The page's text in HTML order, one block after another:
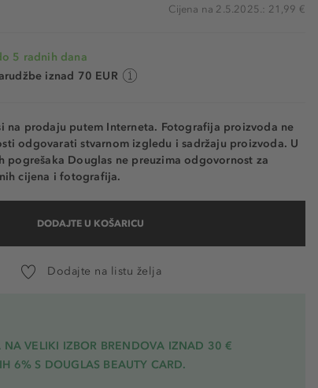
Cijena na 2.5.2025.: 21,99 €
5 radnih dana
iznad 70 EUR
na prodaju putem Interneta. Fotografija proizvoda ne
odgovarati stvarnom izgledu i sadržaju proizvoda. U
pogrešaka Douglas ne preuzima odgovornost za
cijena i fotografija.
DODAJTE U KOŠARICU
Dodajte na listu želja
NA VELIKI IZBOR BRENDOVA IZNAD 30 €
6% S DOUGLAS BEAUTY CARD.